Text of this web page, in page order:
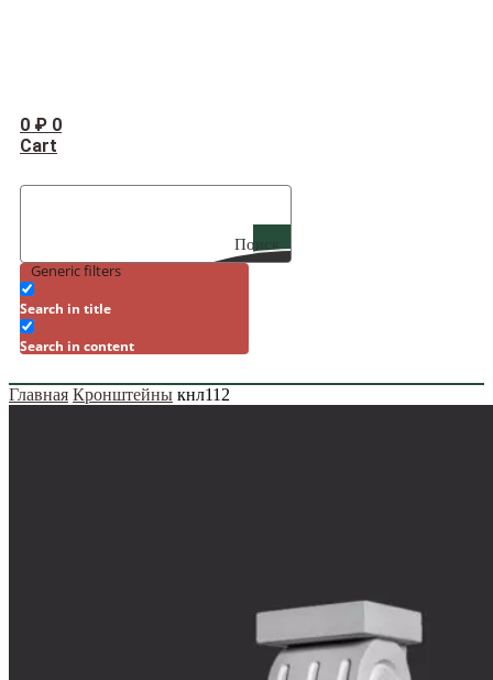
0 ₽ 0
Cart
Поиск
Generic filters
Search in title
Search in content
Главная Кронштейны кнл112